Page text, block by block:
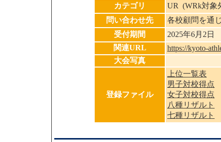
カテゴリ
UR (WRk対象
問い合わせ先
各校顧問を通
受付期間
2025年6月2日
関連URL
https://kyoto-
大会写真
登録ファイル
上位一覧表
男子対校得点
女子対校得点
八種リザルト
七種リザルト